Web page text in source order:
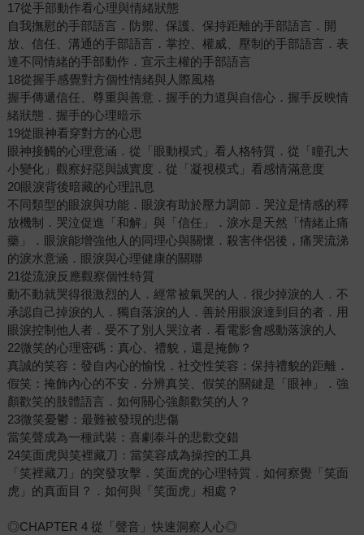
17從手部動作看心理與情緒狀態
自我撫慰的手部語言．防禦、保護、保持距離的手部語言．開
放、信任、溝通的手部語言．掌控、權威、壓制的手部語言．表
達不同情緒的手部動作．宣示主權的手部語言
18從握手感覺對方個性情緒與人際風格
握手傳遞信任、尊重與善意．握手的力道與自信心．握手反映情
緒狀態．握手的心理暗示
19從眼神看穿對方的心思
眼神接觸的心理意涵．從「眼動模式」看人格特質．從「瞳孔大
小變化」觀察好惡與誠實度．從「凝視模式」看感情滿意度
20眼淚背後暗藏的心理訊息
不同類型的眼淚與功能．眼淚有助於壓力調節．哭泣是情感的釋
放機制．哭泣促進「和解」與「信任」．淚水是天然「情緒止痛
藥」．眼淚能增強他人的同理心與關懷．殺害伴侶後，痛哭流涕
的淚水意涵．眼淚與心理健康的關聯
21從流淚反應觀察個性特質
動不動就哭得很激烈的人．經常被氣哭的人．很少掉淚的人．不
承認自己掉淚的人．獨自落淚的人．善於用眼淚達到目的者．用
眼淚控制他人者．受不了別人哭泣者．看電影會感動落淚的人
22微笑的心理密碼：真心、禮貌，還是掩飾？
真誠的笑容：發自內心的愉悅．社交性笑容：保持禮貌的距離．
假笑：掩飾內心的不安．分辨真笑、假笑的關鍵是「眼神」．強
顏歡笑的肢體語言．如何關心強顏歡笑的人？
23微笑憂鬱：最難被發現的悲傷
當笑聲成為一種武裝：喜劇泰斗的悲歡交錯
24笑面虎與笑裡藏刀：當笑容成為操控的工具
「笑裡藏刀」的突發攻擊．笑面虎的心理特質．如何察覺「笑面
虎」的真面目？．如何與「笑面虎」相處？
◎CHAPTER 4 從「聲音」快速洞察人心◎